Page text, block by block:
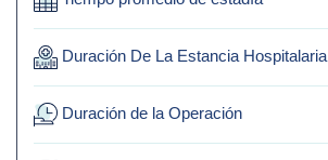
contacto
Duración De La Estancia Hospitalaria
Duración de la Operación